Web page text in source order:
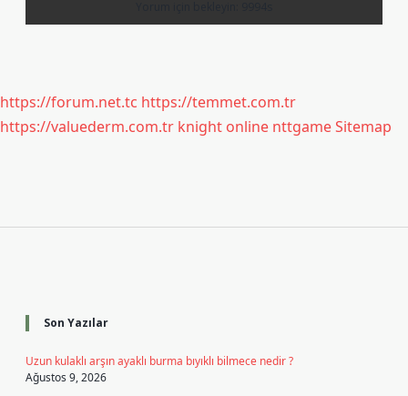
https://forum.net.tc https://temmet.com.tr
https://valuederm.com.tr knight online nttgameSitemap
Son Yazılar
Uzun kulaklı arşın ayaklı burma bıyıklı bilmece nedir ?
Ağustos 9, 2026